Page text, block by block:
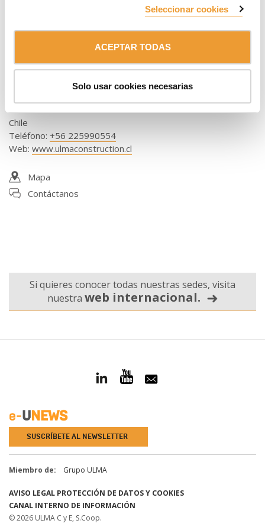
Seleccionar cookies
ACEPTAR TODAS
Solo usar cookies necesarias
Delegación Sur
ULMA Chile - Andamios y Moldajes, S.p.A.
4070095 CONCEPCIÓN
Chile
Teléfono: +56 225990554
Web: www.ulmaconstruction.cl
Mapa
Contáctanos
Si quieres conocer todas nuestras sedes, visita
nuestra web internacional.
SUSCRÍBETE AL NEWSLETTER
Miembro de: Grupo ULMA
AVISO LEGAL PROTECCIÓN DE DATOS Y COOKIES
CANAL INTERNO DE INFORMACIÓN
© 2026 ULMA C y E, S.Coop.